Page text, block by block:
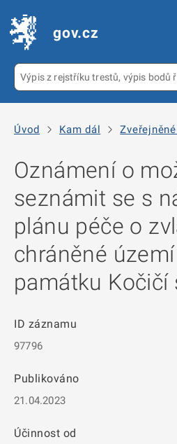
gov.cz
Úvod Kam dál
Oznámení o
seznámit se s
plánu péče o
chráněné
památku Kočičí
ID záznamu
97796
Publikováno
21.04.2023
Účinnost od